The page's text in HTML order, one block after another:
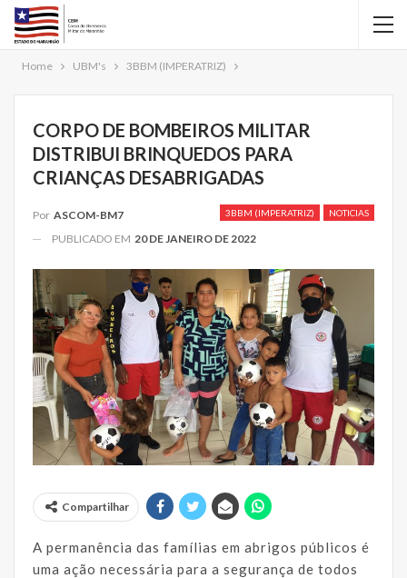
Home UBM's 3BBM (IMPERATRIZ)
CORPO DE BOMBEIROS MILITAR
DISTRIBUI BRINQUEDOS PARA
CRIANÇAS DESABRIGADAS
3BBM (IMPERATRIZ) NOTICIAS
Por ASCOM-BM7
PUBLICADO EM 20 DE JANEIRO DE 2022
Compartilhar
A permanência das famílias em abrigos públicos é
uma ação necessária para a segurança de todos